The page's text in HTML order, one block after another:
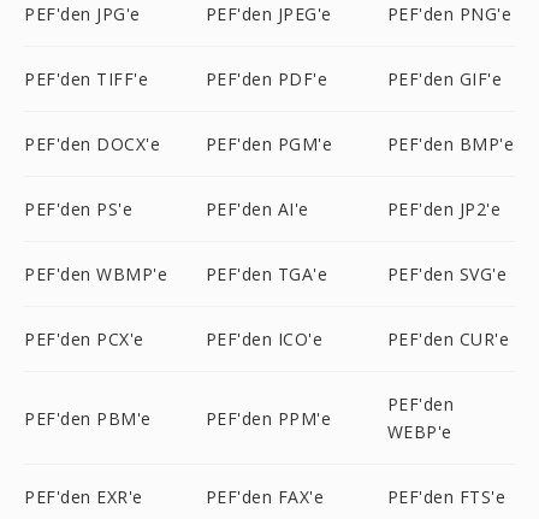
PEF'den JPG'e PEF'den JPEG'e PEF'den PNG'e
PEF'den TIFF'e PEF'den PDF'e PEF'den GIF'e
PEF'den DOCX'e PEF'den PGM'e PEF'den BMP'e
PEF'den PS'e PEF'den AI'e PEF'den JP2'e
PEF'den WBMP'e PEF'den TGA'e PEF'den SVG'e
PEF'den PCX'e PEF'den ICO'e PEF'den CUR'e
PEF'den PBM'e PEF'den PPM'e
PEF'den
WEBP'e
PEF'den EXR'e PEF'den FAX'e PEF'den FTS'e